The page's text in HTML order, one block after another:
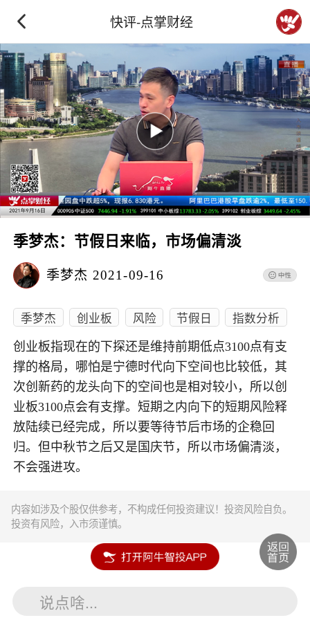
快评-点掌财经
季梦杰：节假日来临，市场偏清淡
季梦杰 2021-09-16
季梦杰 创业板 风险 节假日 指数分析
创业板指现在的下探还是维持前期低点3100点有支
撑的格局，哪怕是宁德时代向下空间也比较低，其
次创新药的龙头向下的空间也是相对较小，所以创
业板3100点会有支撑。短期之内向下的短期风险释
放陆续已经完成，所以要等待节后市场的企稳回
归。但中秋节之后又是国庆节，所以市场偏清淡，
不会强进攻。
内容如涉及个股仅供参考，不构成任何投资建议！投资风险自负。
投资有风险，入市须谨慎。
说点啥...